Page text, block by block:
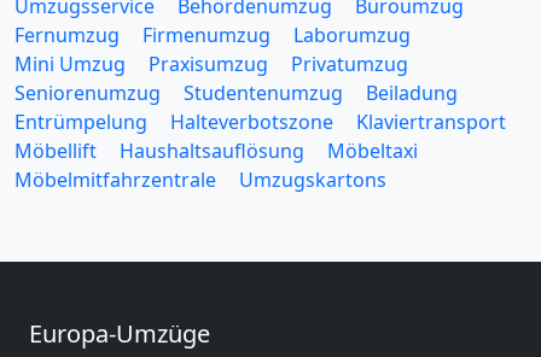
Umzugsservice Behördenumzug
Büroumzug
Fernumzug
Firmenumzug
Laborumzug
Mini Umzug
Praxisumzug
Privatumzug
Seniorenumzug
Studentenumzug
Beiladung
Entrümpelung
Halteverbotszone
Klaviertransport
Möbellift
Haushaltsauflösung
Möbeltaxi
Möbelmitfahrzentrale
Umzugskartons
Europa-Umzüge